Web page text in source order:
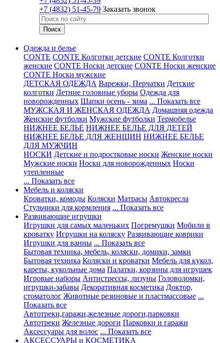
+7 (4832) 51-45-79 Заказать звонок
Одежда и белье
CONTE CONTE Колготки детские CONTE Колготки
женские CONTE Носки детские CONTE Носки женские
CONTE Носки мужские
ДЕТСКАЯ ОДЕЖДА Варежки, Перчатки Детские
колготки Летние головные уборы Одежда для
новорожденных Шапки осень - зима ... Показать все
МУЖСКАЯ И ЖЕНСКАЯ ОДЕЖДА Домашняя одежда
Женские футболки Мужские футболки Термобелье
НИЖНЕЕ БЕЛЬЕ НИЖНЕЕ БЕЛЬЕ ДЛЯ ДЕТЕЙ
НИЖНЕЕ БЕЛЬЕ ДЛЯ ЖЕНЩИН НИЖНЕЕ БЕЛЬЕ
ДЛЯ МУЖЧИН
НОСКИ Детские и подростковые носки Женские носки
Мужские носки Носки для новорожденных Носки
утепленные
... Показать все
Мебель и коляски
Кроватки, комоды Коляски Матрасы Автокресла
Стульчики для кормления ... Показать все
Развивающие игрушки
Игрушки для самых маленьких Погремушки Мобили в
кроватку Игрушки на коляску Развивающие коврики
Игрушки для ванны ... Показать все
Бытовая техника, мебель, коляски, домики, замки
Бытовая техника Коляски и кроватки Мебель для кукол,
кареты, кукольные дома Палатки, корзины для игрушек
Игровые наборы Антистрессы, лизуны Головоломки,
игрушки-забавы Декоративная косметика Доктор,
стоматолог Животные резиновые и пластмассовые ...
Показать все
Автотреки,гаражи,железные дороги,парковки
Автотреки Железные дороги Парковки и гаражи
Аксессуары для волос ... Показать все
АКСЕССУАРЫ и КОСМЕТИКА